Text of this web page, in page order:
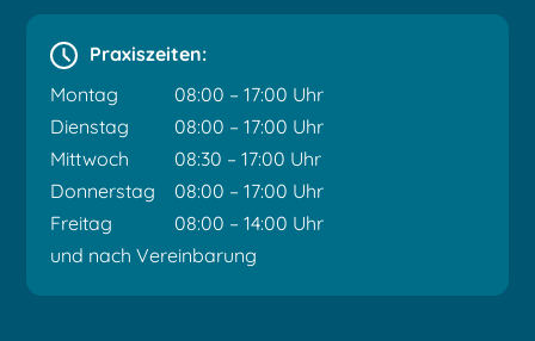
Praxiszeiten:
Montag
08:00 – 17:00 Uhr
Dienstag
08:00 – 17:00 Uhr
Mittwoch
08:30 – 17:00 Uhr
Donnerstag
08:00 – 17:00 Uhr
Freitag
08:00 – 14:00 Uhr
und nach Vereinbarung